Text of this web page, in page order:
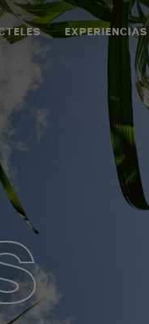
EXPERIENCIAS